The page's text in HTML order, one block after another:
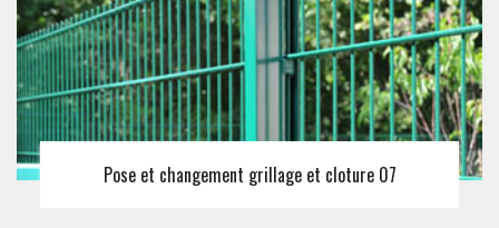
Pose et changement grillage et cloture 07